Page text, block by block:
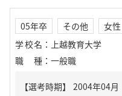
05年卒 その他
女性
学校名 ： 上越教育大学
職種 ： 一般職